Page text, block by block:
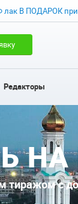
лак В ПОДАРОК при
Редакторы
с